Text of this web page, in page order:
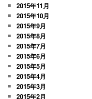
2015年11月
2015年10月
2015年9月
2015年8月
2015年7月
2015年6月
2015年5月
2015年4月
2015年3月
2015年2月